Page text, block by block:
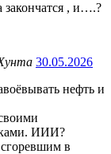
закончатся , и….?
30.05.2026
нефть и
ИИИ?
в